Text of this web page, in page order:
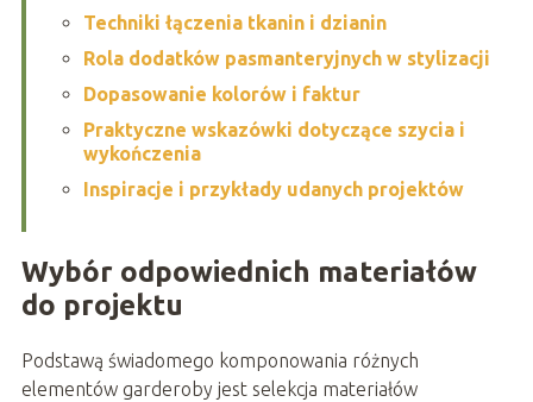
Techniki łączenia tkanin i dzianin
Rola dodatków pasmanteryjnych w stylizacji
Dopasowanie kolorów i faktur
Praktyczne wskazówki dotyczące szycia i
wykończenia
Inspiracje i przykłady udanych projektów
Wybór odpowiednich materiałów
do projektu
Podstawą świadomego komponowania różnych
elementów garderoby jest selekcja materiałów